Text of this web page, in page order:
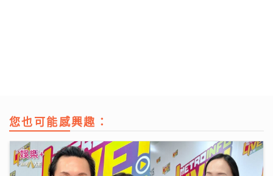
您也可能感興趣：